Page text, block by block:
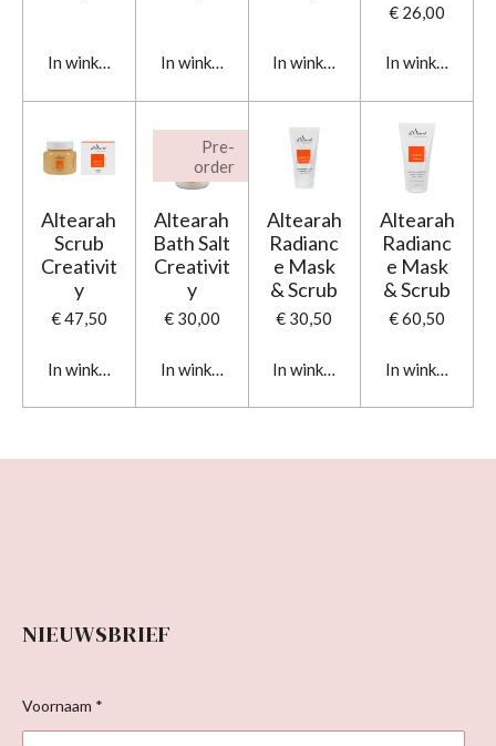
In winkelwagen In winkelwagen In winkelwagen
€ 26,00
In
Altearah
Scrub
Creativit
y
€ 47,50
In winkelwagen
Pre-
order
Altearah
Bath Salt
Creativit
y
€ 30,00
In winkelwagen
Altearah
Radianc
e Mask
& Scrub
€ 30,50
In winkelwagen
Altearah
Radianc
e Mask
& Scrub
€ 60,50
In
NIEUWSBRIEF
Voornaam *